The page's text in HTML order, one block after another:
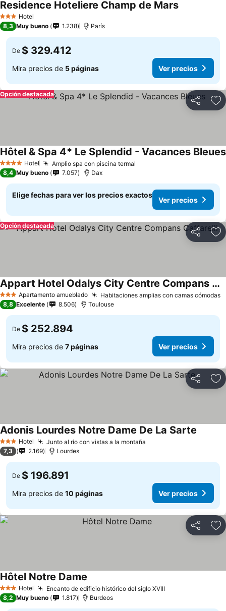
3 Estrellas
Hotel
Residence Hoteliere Champ de MarsVer precios
8,3 Muy bueno 1.238 París
De $ 329.412
Mira precios de 5 páginas Ver precios
Compartir
Opción destacada
4 EstrellasHotel Amplio spa con piscina termal
Hôtel & Spa 4* Le Splendid - Vacances Bleues
8,4 Muy bueno 7.057 Dax
Elige fechas para ver los precios exactos
Ver precios
Compartir
Opción destacada
3 EstrellasApartamento amueblado Habitaciones amplias con camas cómodas
Appart Hotel Odalys City Centre Compans Caffarelli
Ver precios
8,8 Excelente 8.506 Toulouse
De $ 252.894
Mira precios de 7 páginas Ver precios
Compartir
3 Estrellas
Hotel Junto al río con vistas a la montaña
Adonis Lourdes Notre Dame De La Sarte
7,3 2.169 Lourdes
De $ 196.891
Mira precios de 10 páginas Ver precios
Compartir
3 Estrellas
Hotel Encanto de edificio histórico del siglo XVIIIVer precios
Hôtel Notre Dame
8,2 Muy bueno 1.817 Burdeos